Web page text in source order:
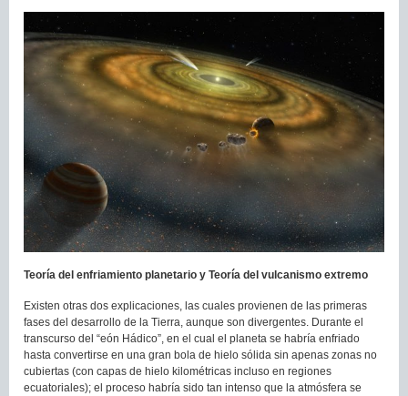
Teoría del enfriamiento planetario y Teoría del vulcanismo extremo
Existen otras dos explicaciones, las cuales provienen de las primeras
fases del desarrollo de la Tierra, aunque son divergentes. Durante el
transcurso del “eón Hádico”, en el cual el planeta se habría enfriado
hasta convertirse en una gran bola de hielo sólida sin apenas zonas no
cubiertas (con capas de hielo kilométricas incluso en regiones
ecuatoriales); el proceso habría sido tan intenso que la atmósfera se